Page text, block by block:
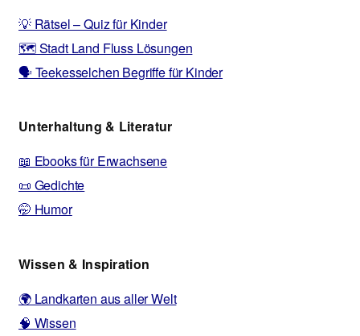
💡 Rätsel – Quiz für Kinder
🗺️ Stadt Land Fluss Lösungen
🗣️ Teekesselchen Begriffe für Kinder
Unterhaltung & Literatur
📖 Ebooks für Erwachsene
📜 Gedichte
🤭 Humor
Wissen & Inspiration
🌍 Landkarten aus aller Welt
🧠 Wissen